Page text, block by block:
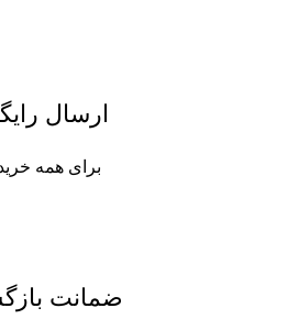
ارسال
برای همه
ضمانت